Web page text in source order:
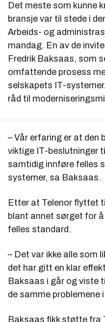
Det meste som kunne
bransje var til stede i
Arbeids- og
mandag. En av de
Fredrik Baksaas, som
omfattende prosess
selskapets IT-
råd til
– Vår erfaring er at den
viktige IT-beslutninger
samtidig innføre felles
systemer, sa Baksaas.
Etter at Telenor flyttet
blant annet sørget for
felles standard.
– Det var ikke alle som
det har gitt en klar
Baksaas i går og viste
de samme problemene
Baksaas fikk støtte fra